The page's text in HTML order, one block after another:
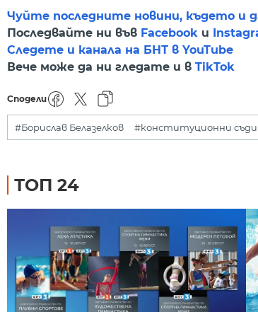
Чуйте последните новини, където и
Последвайте ни във Facebook и
Следете и канала на БНТ в YouTube
Вече може да ни гледате и в TikTok
Сподели
#Борислав Белазелков #конституционни
ТОП 24